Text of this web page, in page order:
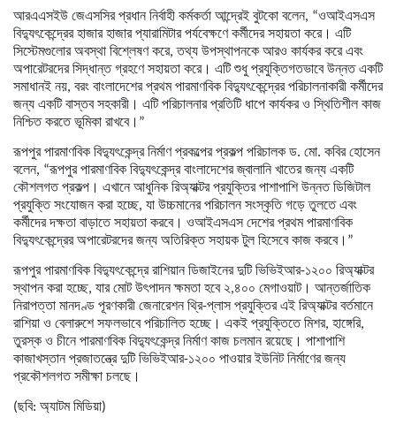
আরএএসইউ জেএসসির প্রধান নির্বাহী কর্মকর্তা আন্দ্রেই বুটকো বলেন, “ওআইএসএস
বিদ্যুৎকেন্দ্রের হাজার হাজার প্যারামিটার পর্যবেক্ষণে কর্মীদের সহায়তা করে। এটি
সিস্টেমগুলোর অবস্থা বিশ্লেষণ করে, তথ্য উপস্থাপনকে আরও কার্যকর করে এবং
অপারেটরদের সিদ্ধান্ত গ্রহণে সহায়তা করে। এটি শুধু প্রযুক্তিগতভাবে উন্নত একটি
সমাধানই নয়, বরং বাংলাদেশের প্রথম পারমাণবিক বিদ্যুৎকেন্দ্রের পরিচালনাকারী কর্মীদের
জন্য একটি বাস্তব সহকারী। এটি পরিচালনার প্রতিটি ধাপে কার্যকর ও স্থিতিশীল কাজ
নিশ্চিত করতে ভূমিকা রাখবে।”
রূপপুর পারমাণবিক বিদ্যুৎকেন্দ্র নির্মাণ প্রকল্পের প্রকল্প পরিচালক ড. মো. কবির হোসেন
বলেন, “রূপপুর পারমাণবিক বিদ্যুৎকেন্দ্র বাংলাদেশের জ্বালানি খাতের জন্য একটি
কৌশলগত প্রকল্প। এখানে আধুনিক রিঅ্যাক্টর প্রযুক্তির পাশাপাশি উন্নত ডিজিটাল
প্রযুক্তি সংযোজন করা হচ্ছে, যা উচ্চমানের পরিচালন সংস্কৃতি গড়ে তুলতে এবং
কর্মীদের দক্ষতা বাড়াতে সহায়তা করবে। ওআইএসএস দেশের প্রথম পারমাণবিক
বিদ্যুৎকেন্দ্রের অপারেটরদের জন্য অতিরিক্ত সহায়ক টুল হিসেবে কাজ করবে।”
রূপপুর পারমাণবিক বিদ্যুৎকেন্দ্রে রাশিয়ান ডিজাইনের দুটি ভিভিইআর-১২০০ রিঅ্যাক্টর
স্থাপন করা হচ্ছে, যার মোট উৎপাদন ক্ষমতা হবে ২,৪০০ মেগাওয়াট। আন্তর্জাতিক
নিরাপত্তা মানদণ্ড পূরণকারী জেনারেশন থ্রি-প্লাস প্রযুক্তির এই রিঅ্যাক্টর বর্তমানে
রাশিয়া ও বেলারুশে সফলভাবে পরিচালিত হচ্ছে। একই প্রযুক্তিতে মিশর, হাঙ্গেরি,
তুরস্ক ও চীনে পারমাণবিক বিদ্যুৎকেন্দ্র নির্মাণ কাজ চলমান রয়েছে। পাশাপাশি
কাজাখস্তান প্রজাতন্ত্রে দুটি ভিভিইআর-১২০০ পাওয়ার ইউনিট নির্মাণের জন্য
প্রকৌশলগত সমীক্ষা চলছে।
(ছবি: অ‍্যাটম মিডিয়া)